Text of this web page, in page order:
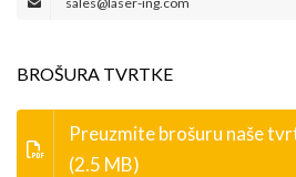
BROŠURA TVRTKE
Preuzmite brošuru naše
(2.5 MB)